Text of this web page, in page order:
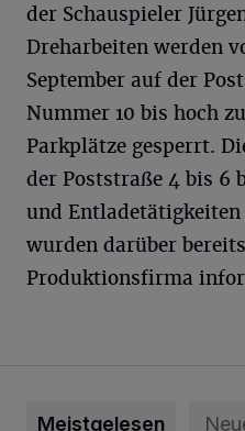
der Schauspieler
Dreharbeiten werden
September auf der
Nummer 10 bis hoch
Parkplätze gesperrt.
der Poststraße 4 bis 6
und
wurden darüber
Produktionsfirma
Meistgelesen